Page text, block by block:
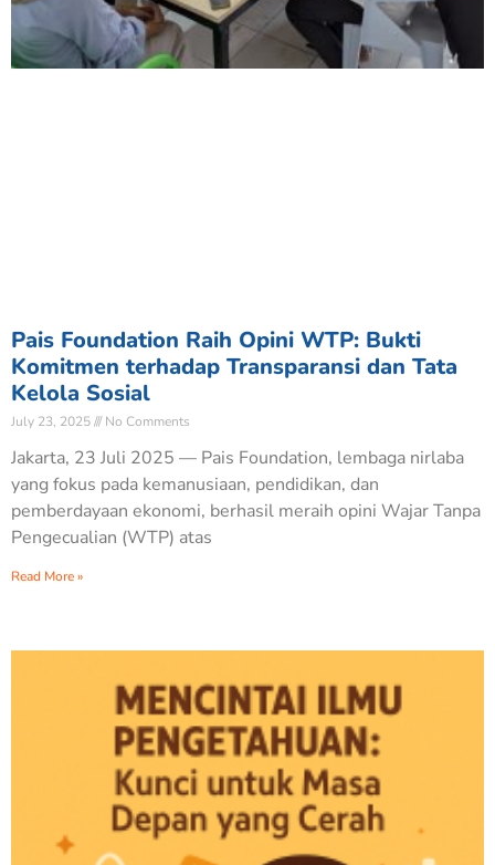
Pais Foundation Raih Opini WTP: Bukti
Komitmen terhadap Transparansi dan Tata
Kelola Sosial
July 23, 2025 No Comments
Jakarta, 23 Juli 2025 — Pais Foundation, lembaga nirlaba
yang fokus pada kemanusiaan, pendidikan, dan
pemberdayaan ekonomi, berhasil meraih opini Wajar Tanpa
Pengecualian (WTP) atas
Read More »